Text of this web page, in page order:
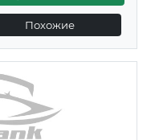
Похожие